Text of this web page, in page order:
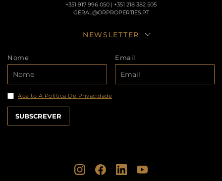
+351 917 996 050 | +351 218 382 505
GERAL@ORPROPERTIES.PT
NEWSLETTER
Nome Email
Aceito A Política De Privacidade